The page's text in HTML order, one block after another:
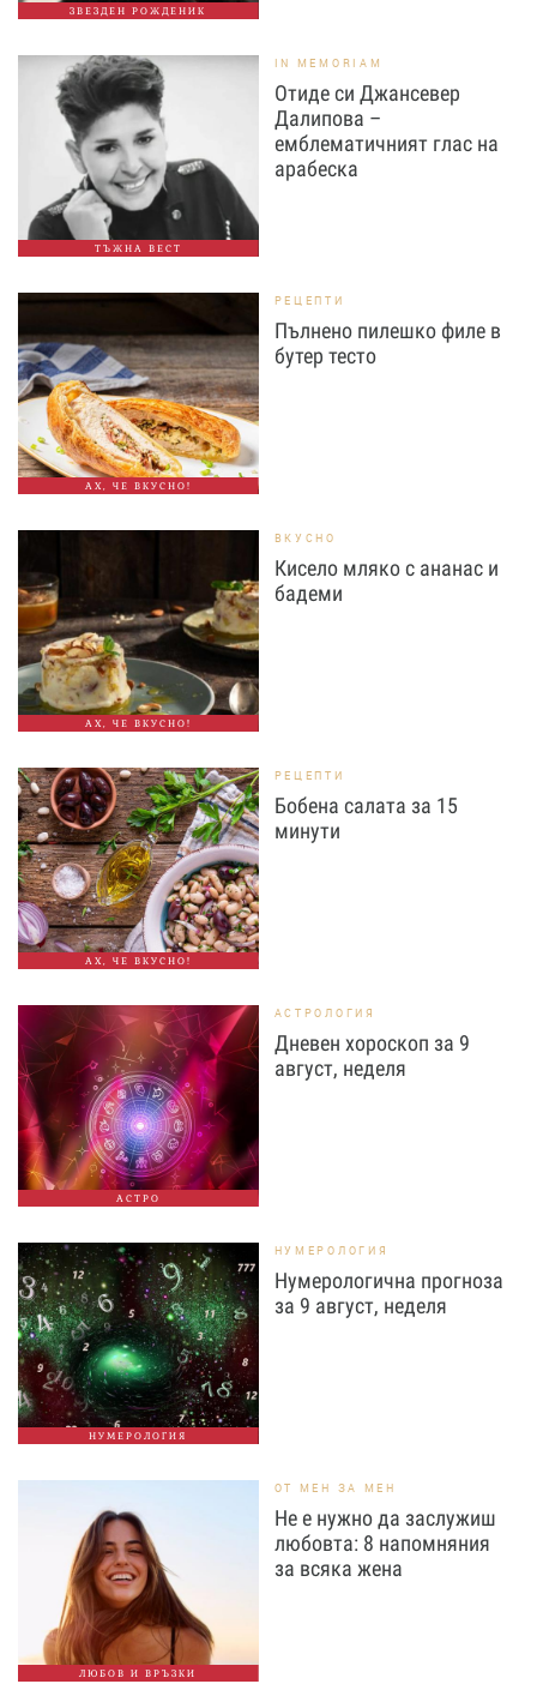
ЗВЕЗДЕН РОЖДЕНИК
ТЪЖНА ВЕСТ
IN MEMORIAM
Отиде си Джансевер
Далипова –
емблематичният глас на
арабеска
АХ, ЧЕ ВКУСНО!
РЕЦЕПТИ
Пълнено пилешко филе в
бутер тесто
АХ, ЧЕ ВКУСНО!
ВКУСНО
Кисело мляко с ананас и
бадеми
АХ, ЧЕ ВКУСНО!
РЕЦЕПТИ
Бобена салата за 15
минути
АСТРО
АСТРОЛОГИЯ
Дневен хороскоп за 9
август, неделя
НУМЕРОЛОГИЯ
НУМЕРОЛОГИЯ
Нумерологична прогноза
за 9 август, неделя
ЛЮБОВ И ВРЪЗКИ
ОТ МЕН ЗА МЕН
Не е нужно да заслужиш
любовта: 8 напомняния
за всяка жена